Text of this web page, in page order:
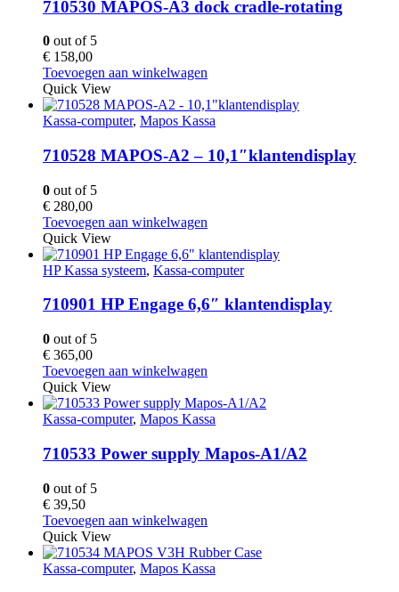
710530 MAPOS-A3 dock cradle-rotating
0 out of 5
€ 158,00
Toevoegen aan winkelwagen
Quick View
Kassa-computer, Mapos Kassa
710528 MAPOS-A2 – 10,1″klantendisplay
0 out of 5
€ 280,00
Toevoegen aan winkelwagen
Quick View
HP Kassa systeem, Kassa-computer
710901 HP Engage 6,6″ klantendisplay
0 out of 5
€ 365,00
Toevoegen aan winkelwagen
Quick View
Kassa-computer, Mapos Kassa
710533 Power supply Mapos-A1/A2
0 out of 5
€ 39,50
Toevoegen aan winkelwagen
Quick View
Kassa-computer, Mapos Kassa